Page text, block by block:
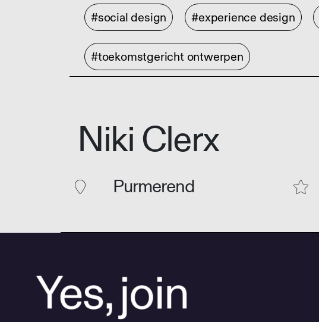
#social design #experience design
#toekomstgericht ontwerpen
Niki Clerx
Purmerend